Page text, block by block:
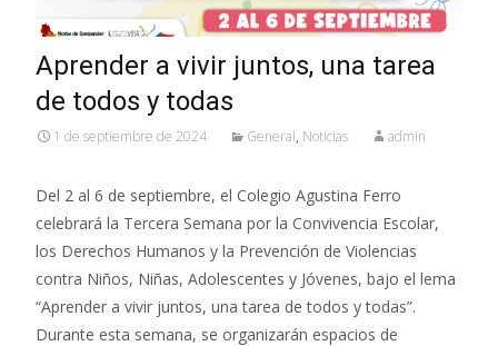
Aprender a vivir juntos, una tarea
de todos y todas
1 de septiembre de 2024 General, Noticias admin
Del 2 al 6 de septiembre, el Colegio Agustina Ferro
celebrará la Tercera Semana por la Convivencia Escolar,
los Derechos Humanos y la Prevención de Violencias
contra Niños, Niñas, Adolescentes y Jóvenes, bajo el lema
“Aprender a vivir juntos, una tarea de todos y todas”.
Durante esta semana, se organizarán espacios de